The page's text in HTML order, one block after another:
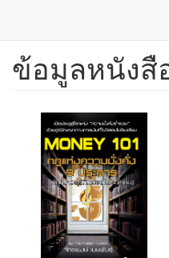
ข้าม
ข้อมูลหนังสื